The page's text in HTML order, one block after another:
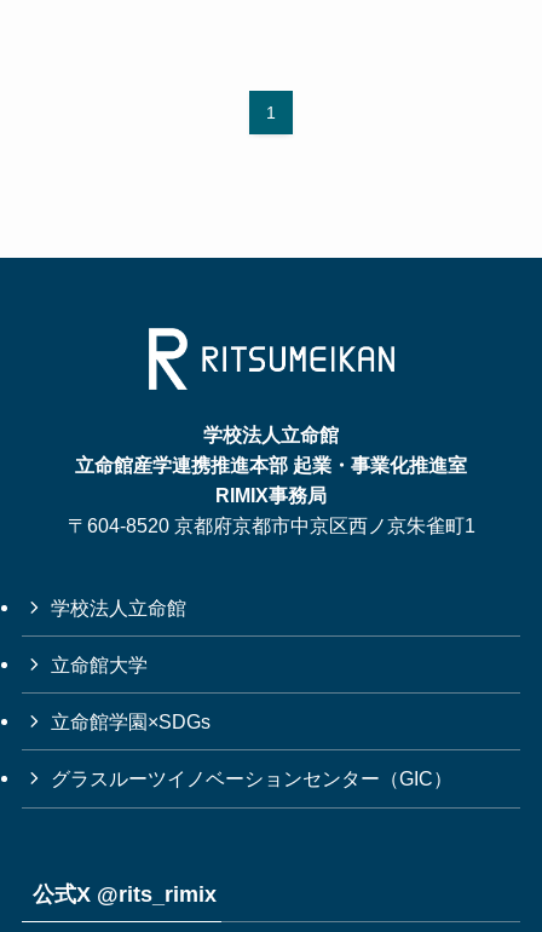
1
学校法人立命館
立命館産学連携推進本部 起業・事業化推進室
RIMIX事務局
〒604-8520 京都府京都市中京区西ノ京朱雀町1
学校法人立命館
立命館大学
立命館学園×SDGs
グラスルーツイノベーションセンター（GIC）
公式X @rits_rimix